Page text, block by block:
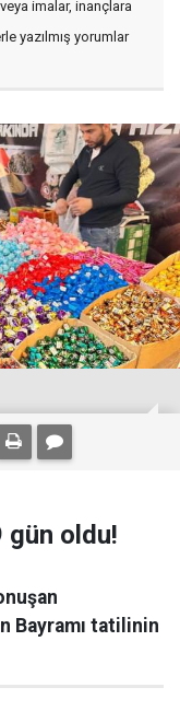
imalar, inançlara
yazılmış yorumlar
gün oldu!
Bayramı tatilinin